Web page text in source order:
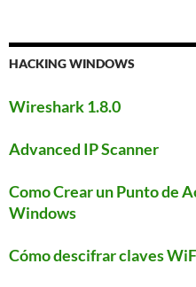
HACKING WINDOWS
Wireshark 1.8.0
Advanced IP Scanner
Como Crear un Punto de
Windows
Cómo descifrar claves